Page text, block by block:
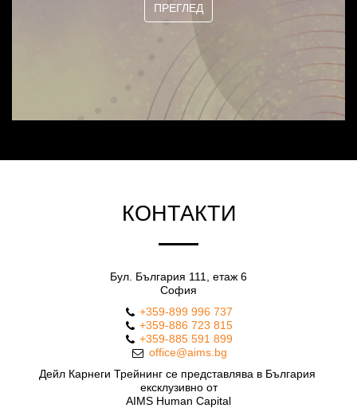
ПРЕГЛЕД
КОНТАКТИ
Бул. България 111, етаж 6
София
+359-899 996 737
+359-886 723 815
+359-885 591 899
office@aims.bg
Дейл Карнеги Трейнинг се представлява в България
ексклузивно от
AIMS Human Capital